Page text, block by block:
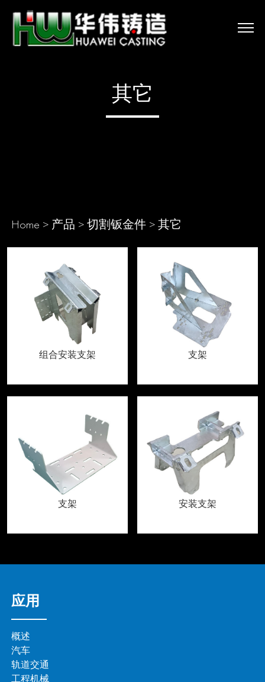
其它
Home > 产品 >切割钣金件 >其它
组合安装支架 支架
支架 安装支架
应用
概述
汽车
轨道交通
工程机械